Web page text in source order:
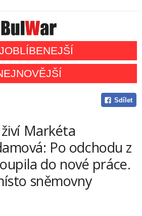
Sdílet
Markéta
Po odchodu z
do nové práce.
sněmovny